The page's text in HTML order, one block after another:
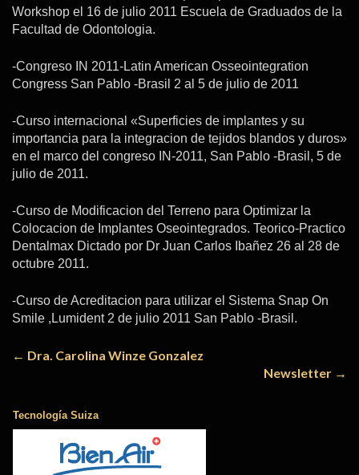
Workshop el 16 de julio 2011 Escuela de Graduados de la
Facultad de Odontologia.
-Congreso IN 2011-Latin American Osseointegration
Congress San Pablo -Brasil 2 al 5 de julio de 2011
-Curso internacional «Superficies de implantes y su
importancia para la integracion de tejidos blandos y duros»
en el marco del congreso IN-2011, San Pablo -Brasil, 5 de
julio de 2011.
-Curso de Modificacion del Terreno para Optimizar la
Colocacion de Implantes Oseointegrados. Teorico-Practico
Dentalmax Dictado por Dr Juan Carlos Ibañez 26 al 28 de
octubre 2011.
-Curso de Acreditacion para utilizar el Sistema Snap On
Smile ,Lumident 2 de julio 2011 San Pablo -Brasil.
Navegación
entradas
← Dra. Carolina Winze Gonzalez
Newsletter →
Tecnología Suiza